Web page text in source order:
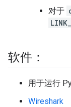
对于
软件：
用于运行
Wireshark